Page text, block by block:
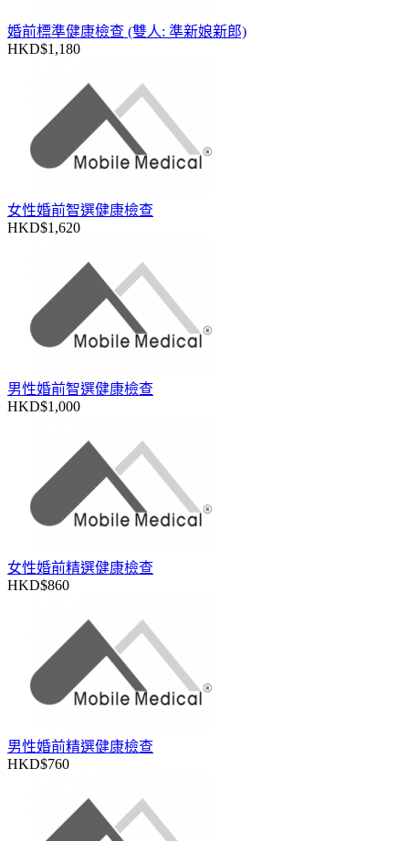
婚前標準健康檢查 (雙人: 準新娘新郎)
HKD$1,180
女性婚前智選健康檢查
HKD$1,620
男性婚前智選健康檢查
HKD$1,000
女性婚前精選健康檢查
HKD$860
男性婚前精選健康檢查
HKD$760